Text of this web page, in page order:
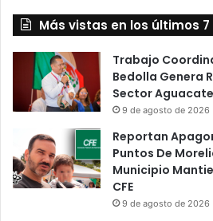
Más vistas en los últimos
Trabajo
Bedolla Genera
Sector
9 de agosto de 2026
Reportan
Puntos De
Municipio
CFE
9 de agosto de 2026